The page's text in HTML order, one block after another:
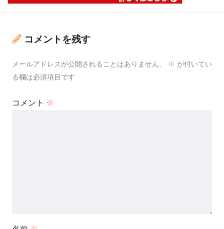
コメントを残す
メールアドレスが公開されることはありません。 ※ が付いてい
る欄は必須項目です
コメント ※